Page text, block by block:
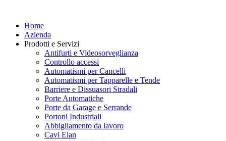
contenutoHome
Azienda
Prodotti e Servizi
Antifurti e Videosorveglianza
Controllo accessi
Automatismi per Cancelli
Automatismi per Tapparelle e Tende
Barriere e Dissuasori Stradali
Porte Automatiche
Porte da Garage e Serrande
Portoni Industriali
Abbigliamento da lavoro
Cavi Elan